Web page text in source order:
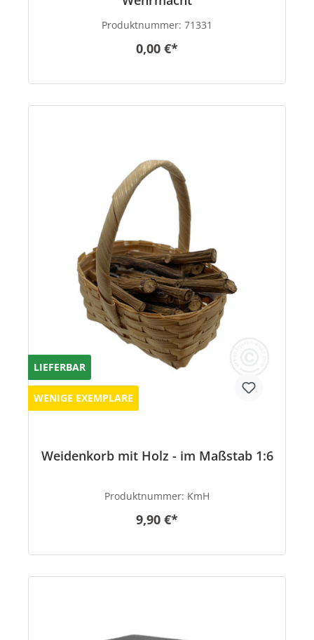
Produktnummer: 71331
0,00 €*
LIEFERBAR
WENIGE EXEMPLARE
Weidenkorb mit Holz - im Maßstab 1:6
Produktnummer: KmH
9,90 €*